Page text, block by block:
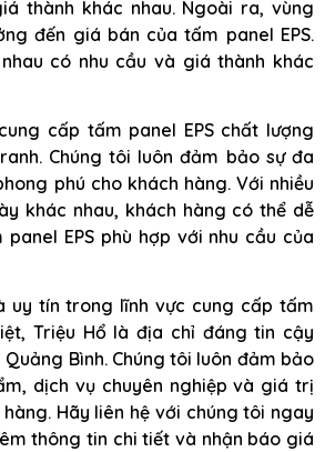
thành khác nhau. Ngoài ra, vùng
đến giá bán của tấm panel EPS.
có nhu cầu và giá thành khác
cấp tấm panel EPS chất lượng
Chúng tôi luôn đảm bảo sự đa
phú cho khách hàng. Với nhiều
khác nhau, khách hàng có thể dễ
EPS phù hợp với nhu cầu của
uy tín trong lĩnh vực cung cấp tấm
Triệu Hổ là địa chỉ đáng tin cậy
Bình. Chúng tôi luôn đảm bảo
dịch vụ chuyên nghiệp và giá trị
Hãy liên hệ với chúng tôi ngay
thông tin chi tiết và nhận báo giá